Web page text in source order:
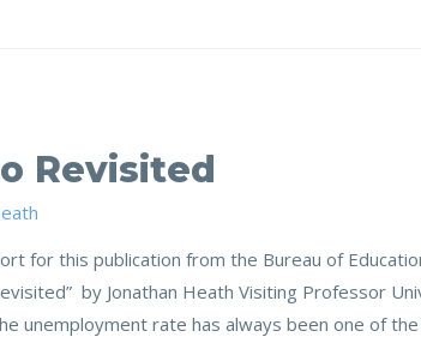
Revisited
for this publication from the Bureau of
by Jonathan Heath Visiting Professor
unemployment rate has always been one of